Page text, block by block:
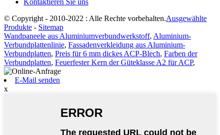
Kontaktieren Sie uns
© Copyright - 2010-2022 : Alle Rechte vorbehalten.Ausgewählte
Produkte - Sitemap
Wandpaneele aus Aluminiumverbundwerkstoff, Aluminium-
Verbundplattenlinie, Fassadenverkleidung aus Aluminium-
Verbundplatten, Preis für 6 mm dickes ACP-Blech, Farben der
Verbundplatten, Feuerfester Kern der Güteklasse A2 für ACP,
E-Mail senden
x